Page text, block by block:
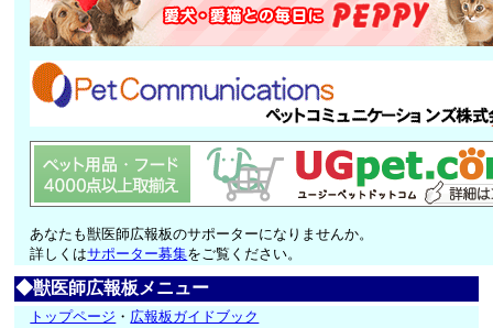
あなたも獣医師広報板のサポーターになりませんか。
詳しくはサポーター募集をご覧ください。
◆獣医師広報板メニュー
トップページ ・ 広報板ガイドブック